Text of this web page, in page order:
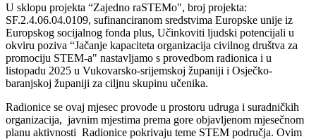
U sklopu projekta “Zajedno raSTEMo", broj projekta:
SF.2.4.06.04.0109, sufinanciranom sredstvima Europske unije iz
Europskog socijalnog fonda plus, Učinkoviti ljudski potencijali u
okviru poziva “Jačanje kapaciteta organizacija civilnog društva za
promociju STEM-a" nastavljamo s provedbom radionica i u
listopadu 2025 u Vukovarsko-srijemskoj županiji i Osječko-
baranjskoj županiji za ciljnu skupinu učenika.
Radionice se ovaj mjesec provode u prostoru udruga i suradničkih
organizacija, javnim mjestima prema gore objavljenom mjesečnom
planu aktivnosti Radionice pokrivaju teme STEM područja. Ovim